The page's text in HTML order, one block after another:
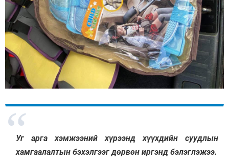
Уг арга хэмжээний хүрээнд хүүхдийн суудлын
хамгаалалтын бэхэлгээг дөрвөн иргэнд бэлэглэжээ.